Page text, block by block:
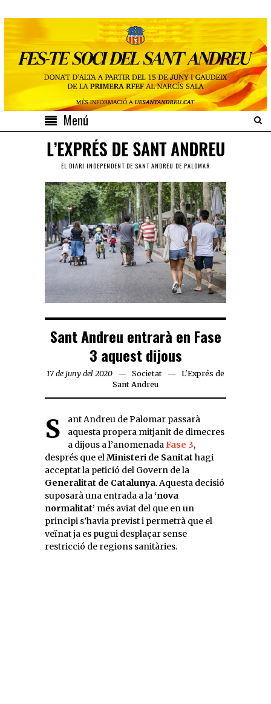
Menú
EL DIARI INDEPENDENT DE SANT ANDREU DE PALOMAR
Sant Andreu entrarà en Fase
3 aquest dijous
17 de juny del 2020 Societat
L'Exprés de
Sant Andreu
Sant Andreu de Palomar passarà
aquesta propera mitjanit de dimecres
a dijous a l’anomenadaFase 3,
després que elMinisteri de Sanitat hagi
acceptat la petició del Govern de la
Generalitat de Catalunya. Aquesta decisió
suposarà una entrada a la‘nova
normalitat’ més aviat del que en un
principi s’havia previst i permetrà que el
veïnat ja es pugui desplaçar sense
restricció de regions sanitàries.